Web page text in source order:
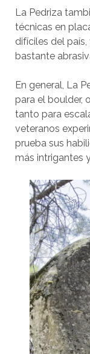
La Pedriza
técnicas en
difíciles del
bastante
En general, La
para el boulder,
tanto para
veteranos
prueba sus
más intrigantes